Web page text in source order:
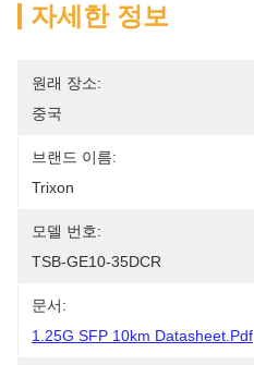
자세한 정보
원래 장소:
중국
브랜드 이름:
Trixon
모델 번호:
TSB-GE10-35DCR
문서:
1.25G SFP 10km Datasheet.pdf